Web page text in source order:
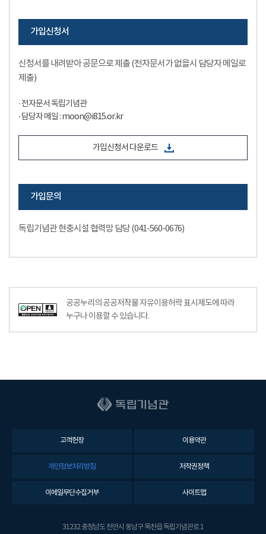
가입신청서
신청서를 내려받아 공문으로 제출 (전자문서가 없을시 담당자 메일로
제출)
∙ 전자문서 독립기념관
∙ 담당자 메일 : moon@i815.or.kr
가입신청서 다운로드
가입문의
독립기념관 현충시설 협력망 담당 (041-560-0676)
공공누리공공저작물자유이용허락–출처표시이미지
공공누리의 공공저작물 자유이용허락 표시제도에 따라
누구나 이용할 수 있습니다.
고객헌장 이용약관
개인정보처리방침 저작권정책
이메일무단수집거부 사이트맵
31232 충청남도 천안시 동남구 목천읍 독립기념관로 1